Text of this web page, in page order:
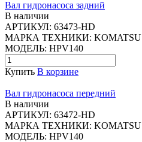
Вал гидронасоса задний
В наличии
АРТИКУЛ: 63473-HD
МАРКА ТЕХНИКИ: KOMATSU
МОДЕЛЬ: HPV140
Купить В корзине
Вал гидронасоса передний
В наличии
АРТИКУЛ: 63472-HD
МАРКА ТЕХНИКИ: KOMATSU
МОДЕЛЬ: HPV140